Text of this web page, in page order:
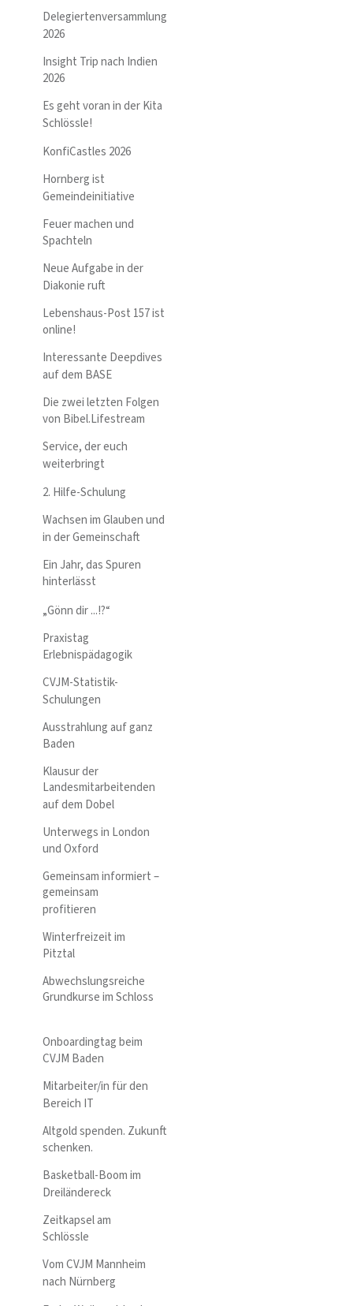
Delegiertenversammlung
2026
Insight Trip nach Indien
2026
Es geht voran in der Kita
Schlössle!
KonfiCastles 2026
Hornberg ist
Gemeindeinitiative
Feuer machen und
Spachteln
Neue Aufgabe in der
Diakonie ruft
Lebenshaus-Post 157 ist
online!
Interessante Deepdives
auf dem BASE
Die zwei letzten Folgen
von Bibel.Lifestream
Service, der euch
weiterbringt
2. Hilfe-Schulung
Wachsen im Glauben und
in der Gemeinschaft
Ein Jahr, das Spuren
hinterlässt
„Gönn dir ...!?“
Praxistag
Erlebnispädagogik
CVJM-Statistik-
Schulungen
Ausstrahlung auf ganz
Baden
Klausur der
Landesmitarbeitenden
auf dem Dobel
Unterwegs in London
und Oxford
Gemeinsam informiert –
gemeinsam
profitieren
Winterfreizeit im
Pitztal
Abwechslungsreiche
Grundkurse im Schloss
Onboardingtag beim
CVJM Baden
Mitarbeiter/in für den
Bereich IT
Altgold spenden. Zukunft
schenken.
Basketball-Boom im
Dreiländereck
Zeitkapsel am
Schlössle
Vom CVJM Mannheim
nach Nürnberg